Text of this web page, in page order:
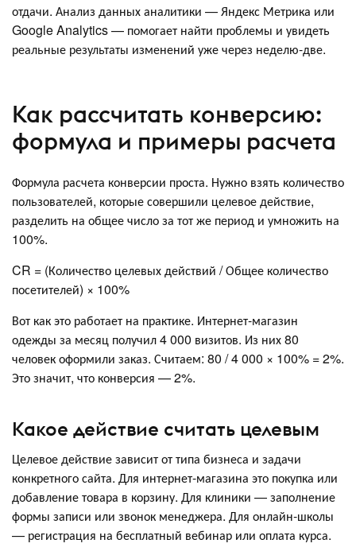
отдачи. Анализ данных аналитики — Яндекс Метрика или
Google Analytics — помогает найти проблемы и увидеть
реальные результаты изменений уже через неделю-две.
Как рассчитать конверсию:
формула и примеры расчета
Формула расчета конверсии проста. Нужно взять количество
пользователей, которые совершили целевое действие,
разделить на общее число за тот же период и умножить на
100%.
CR = (Количество целевых действий / Общее количество
посетителей) × 100%
Вот как это работает на практике. Интернет-магазин
одежды за месяц получил 4 000 визитов. Из них 80
человек оформили заказ. Считаем: 80 / 4 000 × 100% = 2%.
Это значит, что конверсия — 2%.
Какое действие считать целевым
Целевое действие зависит от типа бизнеса и задачи
конкретного сайта. Для интернет-магазина это покупка или
добавление товара в корзину. Для клиники — заполнение
формы записи или звонок менеджера. Для онлайн-школы
— регистрация на бесплатный вебинар или оплата курса.